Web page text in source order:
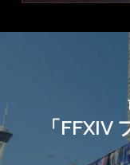
「FFXIV